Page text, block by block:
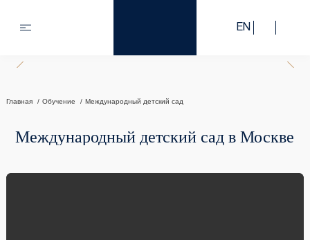
EN
Главная Обучение Международный детский сад
Международный детский сад в Москве